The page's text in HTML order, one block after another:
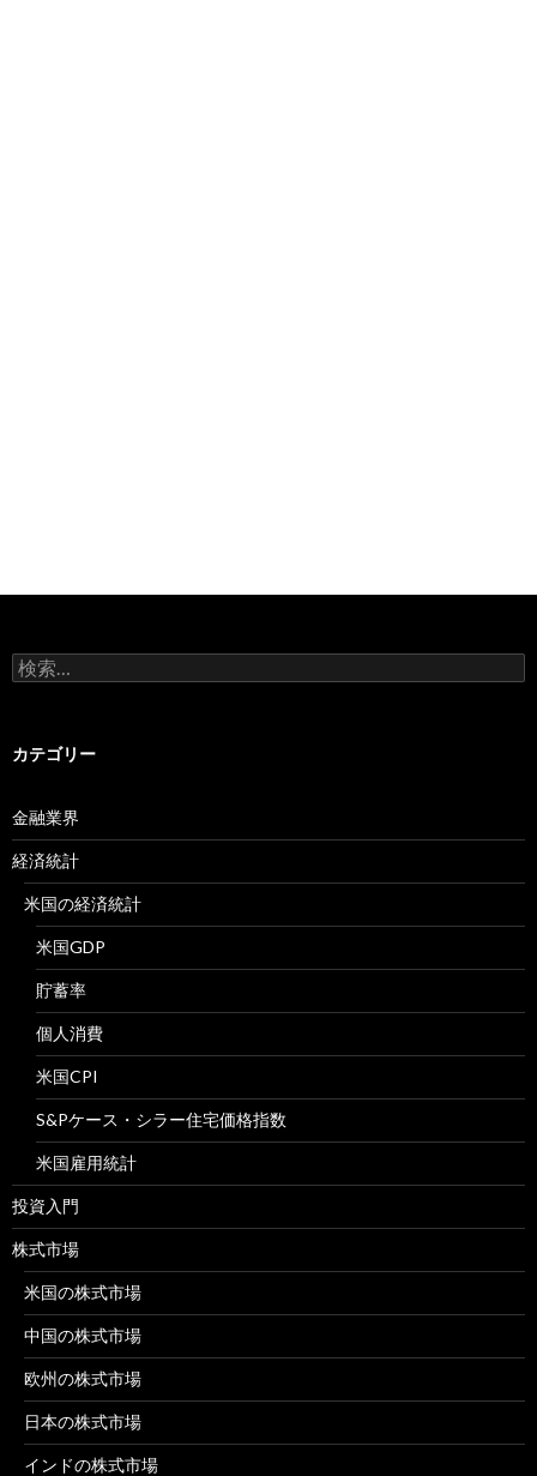
検
索:
カテゴリー
金融業界
経済統計
米国の経済統計
米国GDP
貯蓄率
個人消費
米国CPI
S&Pケース・シラー住宅価格指数
米国雇用統計
投資入門
株式市場
米国の株式市場
中国の株式市場
欧州の株式市場
日本の株式市場
インドの株式市場